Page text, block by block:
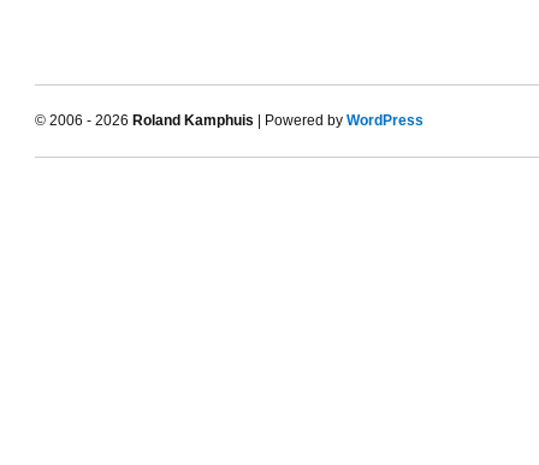
© 2006 - 2026 Roland Kamphuis | Powered by WordPress